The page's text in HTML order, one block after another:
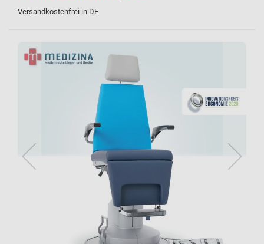
Versandkostenfrei in DE